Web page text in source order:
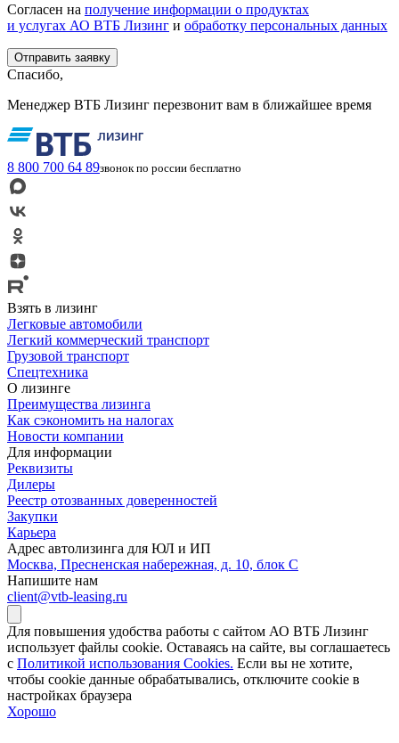
Согласен на получение информации о продуктах
и услугах АО ВТБ Лизинг и обработку персональных данных
Спасибо,
Менеджер ВТБ Лизинг перезвонит вам в ближайшее время
8 800 700 64 89звонок по россии бесплатно
Взять в лизинг
Легковые автомобили
Легкий коммерческий транспорт
Грузовой транспорт
Спецтехника
О лизинге
Преимущества лизинга
Как сэкономить на налогах
Новости компании
Для информации
Реквизиты
Дилеры
Реестр отозванных доверенностей
Закупки
Карьера
Адрес автолизинга для ЮЛ и ИП
Москва, Пресненская набережная, д. 10, блок С
Напишите нам
client@vtb-leasing.ru
Для повышения удобства работы с сайтом АО ВТБ Лизинг
использует файлы cookie. Оставаясь на сайте, вы соглашаетесь
с Политикой использования Cookies. Если вы не хотите,
чтобы сookie данные обрабатывались, отключите cookie в
настройках браузера
Хорошо